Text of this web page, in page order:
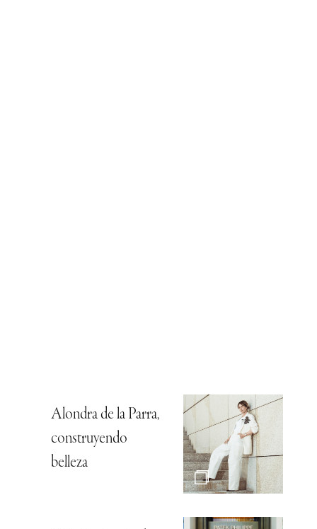
Alondra de la Parra,
construyendo
belleza